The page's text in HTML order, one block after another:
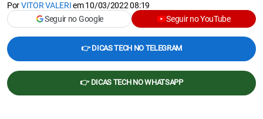
PorVITOR VALERIem10/03/2022 08:19
Seguir no Google
Seguir no YouTube
👉 DICAS TECH NO TELEGRAM
👉 DICAS TECH NO WHATSAPP